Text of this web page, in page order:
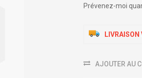
Prévenez-moi
LIVRAISON
AJOUTER AU